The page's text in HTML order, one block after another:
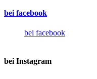
bei facebook
bei facebook
bei Instagram